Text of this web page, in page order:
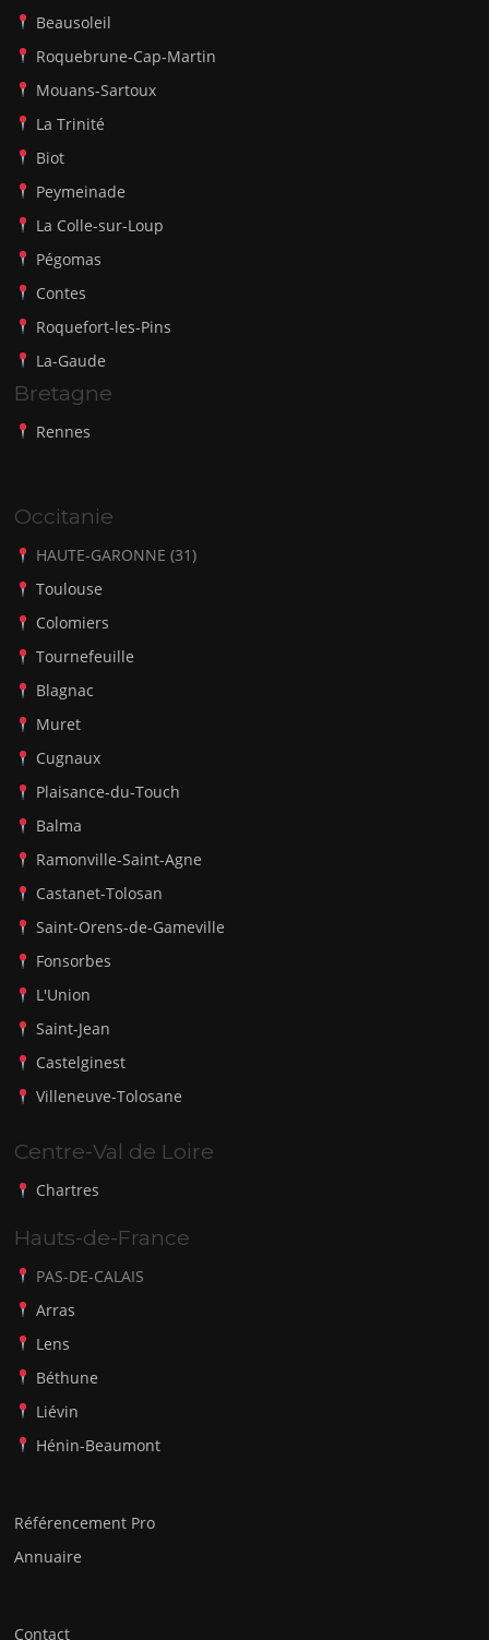
Beausoleil
Roquebrune-Cap-Martin
Mouans-Sartoux
La Trinité
Biot
Peymeinade
La Colle-sur-Loup
Pégomas
Contes
Roquefort-les-Pins
La-Gaude
Bretagne
Rennes
Occitanie
HAUTE-GARONNE (31)
Toulouse
Colomiers
Tournefeuille
Blagnac
Muret
Cugnaux
Plaisance-du-Touch
Balma
Ramonville-Saint-Agne
Castanet-Tolosan
Saint-Orens-de-Gameville
Fonsorbes
L'Union
Saint-Jean
Castelginest
Villeneuve-Tolosane
Centre-Val de Loire
Chartres
Hauts-de-France
PAS-DE-CALAIS
Arras
Lens
Béthune
Liévin
Hénin-Beaumont
Référencement Pro
Annuaire
Contact